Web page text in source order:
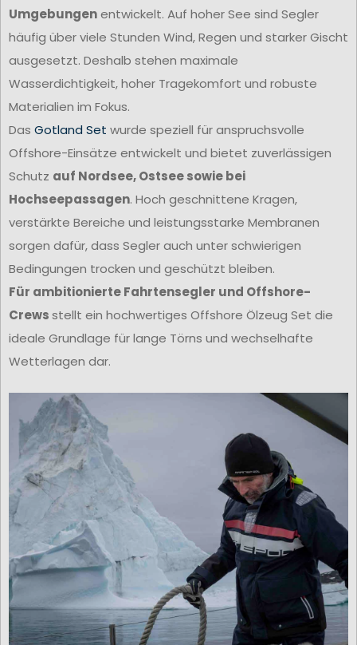
Umgebungenentwickelt. Auf hoher See sind Segler
häufig über viele Stunden Wind, Regen und starker Gischt
ausgesetzt. Deshalb stehen maximale
Wasserdichtigkeit, hoher Tragekomfort und robuste
Materialien im Fokus.
Das Gotland Set wurde speziell für anspruchsvolle
Offshore-Einsätze entwickelt und bietet zuverlässigen
Schutz auf Nordsee, Ostsee sowie bei
Hochseepassagen. Hoch geschnittene Kragen,
verstärkte Bereiche und leistungsstarke Membranen
sorgen dafür, dass Segler auch unter schwierigen
Bedingungen trocken und geschützt bleiben.
Für ambitionierte Fahrtensegler und Offshore-
Crewsstellt ein hochwertiges Offshore Ölzeug Set die
ideale Grundlage für lange Törns und wechselhafte
Wetterlagen dar.